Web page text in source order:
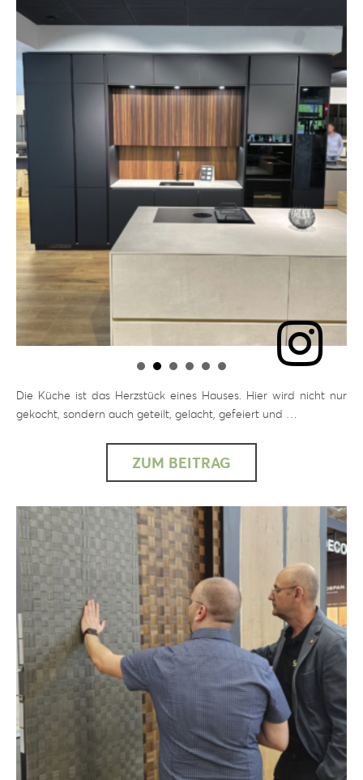
Die Küche ist das Herzstück eines Hauses. Hier wird nicht nur
gekocht, sondern auch geteilt, gelacht, gefeiert und …
ZUM BEITRAG